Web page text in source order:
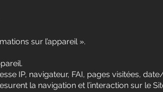
sur l’appareil ».
IP, navigateur, FAI, pages visitées,
la navigation et l’interaction sur le